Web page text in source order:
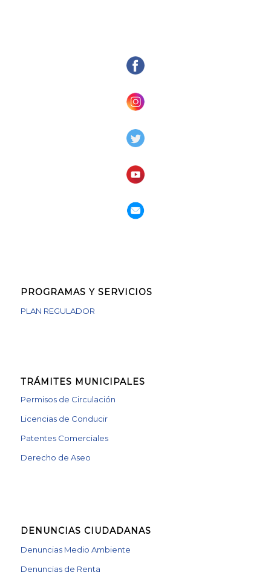
PROGRAMAS Y SERVICIOS
PLAN REGULADOR
TRÁMITES MUNICIPALES
Permisos de Circulación
Licencias de Conducir
Patentes Comerciales
Derecho de Aseo
DENUNCIAS CIUDADANAS
Denuncias Medio Ambiente
Denuncias de Renta